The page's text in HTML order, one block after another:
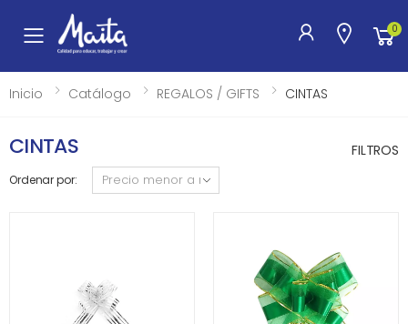
Toggle mobile menu 0
Inicio Catálogo REGALOS / GIFTS CINTAS
CINTAS FILTROS
Ordenar por: